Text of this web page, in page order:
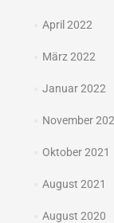
April 2022
März 2022
Januar 2022
November
Oktober 2021
August 2021
August 2020